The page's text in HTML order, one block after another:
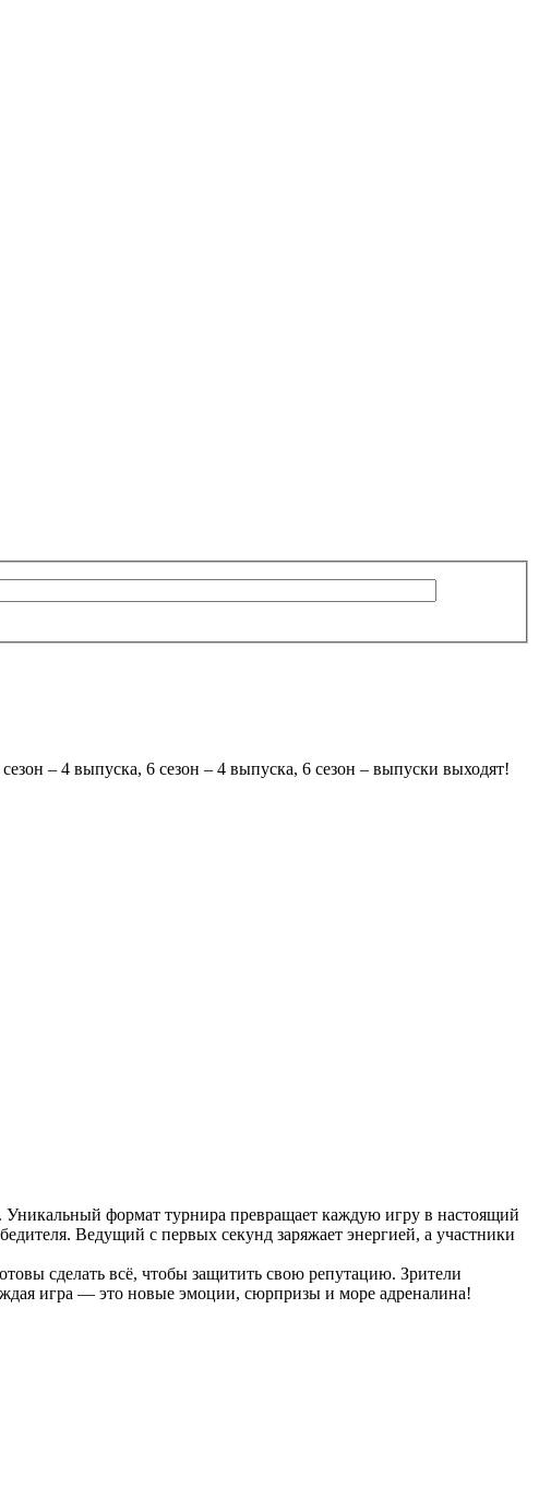
– 4 выпуска, 6 сезон – 4 выпуска, 6 сезон – выпуски выходят!
формат турнира превращает каждую игру в настоящий
Ведущий с первых секунд заряжает энергией, а участники
сделать всё, чтобы защитить свою репутацию. Зрители
игра — это новые эмоции, сюрпризы и море адреналина!